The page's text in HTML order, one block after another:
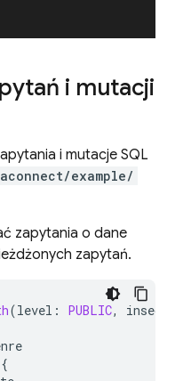
i mutacji
i mutacje SQL
example/
zapytania o dane
zapytań.
(level : PUBLIC,
{